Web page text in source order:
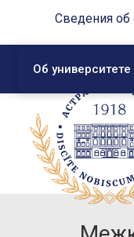
Сведения об
Об университете